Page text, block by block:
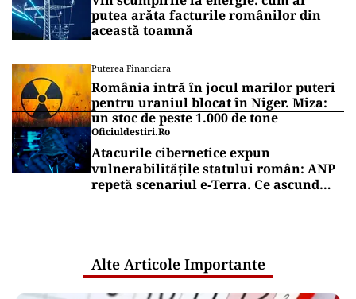
putea arăta facturile românilor din
această toamnă
Puterea Financiara
România intră în jocul marilor puteri
pentru uraniul blocat în Niger. Miza:
un stoc de peste 1.000 de tone
Oficiuldestiri.ro
Atacurile cibernetice expun
vulnerabilitățile statului român: ANP
repetă scenariul e‑Terra. Ce ascund
Alte Articole Importante